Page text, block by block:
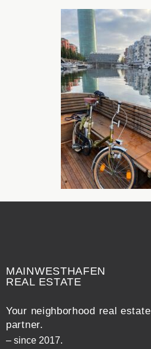
MAINWESTHAFEN
REAL ESTATE
Your neighborhood real estate
partner.
– since 2017.